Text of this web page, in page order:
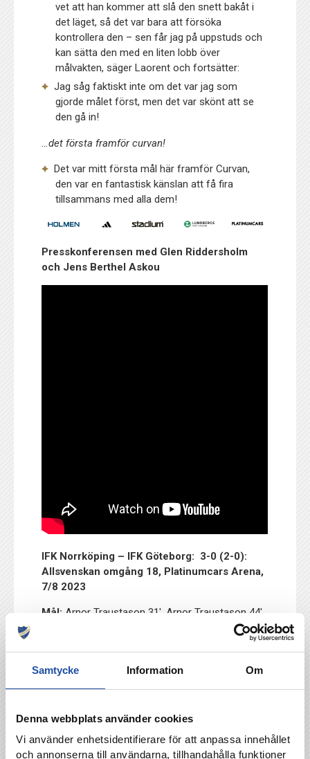
Samtycke Information Om
Denna webbplats använder cookies
Vi använder enhetsidentifierare för att anpassa innehållet
och annonserna till användarna, tillhandahålla funktioner
vet att han kommer att slå den snett bakåt i
det läget, så det var bara att försöka
kontrollera den – sen får jag på uppstuds och
kan sätta den med en liten lobb över
målvakten, säger Laorent och fortsätter:
Jag såg faktiskt inte om det var jag som
gjorde målet först, men det var skönt att se
den gå in!
…det första framför curvan!
Det var mitt första mål här framför Curvan,
den var en fantastisk känslan att få fira
tillsammans med alla dem!
Presskonferensen med Glen Riddersholm
och Jens Berthel Askou
IFK Norrköping – IFK Göteborg: 3-0 (2-0):
Allsvenskan omgång 18, Platinumcars Arena,
7/8 2023
Mål: Arnor Traustason 31′, Arnor Traustason 44′,
Startelvan:Oscar Jansson – Daniel Eid, Marco
Lund, Niklas Gunnarsson, Yahya Kalley (46′) – Vito
Nyman (81′), Victor Lind
Ersättare:Wille Jakobsson, Noel Sernelius,
Marcus Baggessen(46′), Fritiof Hellichius, Laorent